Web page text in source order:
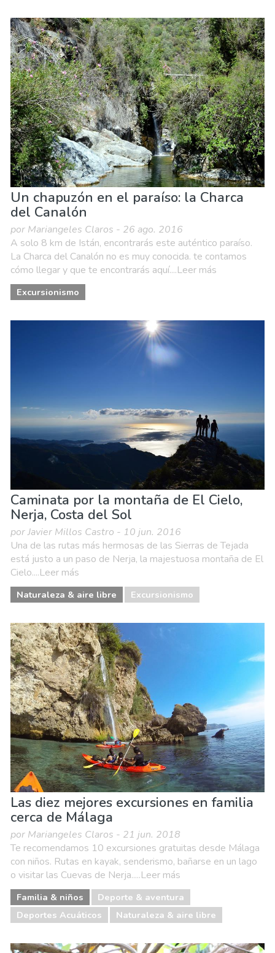
Un chapuzón en el paraíso: la Charca
del Canalón
por Mariangeles Claros - 26 ago. 2016
A solo 8 km de Istán, encontrarás este auténtico paraíso.
La Charca del Canalón no es muy conocida. te contamos
cómo llegar y que te encontrarás aquí....Leer más
Excursionismo
Caminata por la montaña de El Cielo,
Nerja, Costa del Sol
por Javier Millos Castro - 10 jun. 2016
Una de las rutas más hermosas de las Sierras de Tejada
está justo a un paso de Nerja, la majestuosa montaña de El
Cielo....Leer más
Naturaleza & aire libre Excursionismo
Las diez mejores excursiones en familia
cerca de Málaga
por Mariangeles Claros - 21 jun. 2018
Te recomendamos 10 excursiones gratuitas desde Málaga
con niños. Rutas en kayak, senderismo, bañarse en un lago
o visitar las Cuevas de Nerja.....Leer más
Familia & niños
Deporte & aventura
Deportes Acuáticos
Naturaleza & aire libre